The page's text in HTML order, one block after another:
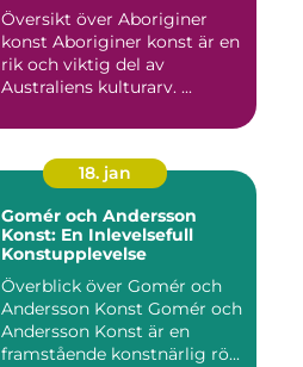
Översikt över Aboriginer
konst Aboriginer konst är en
rik och viktig del av
Australiens kulturarv. ...
18. jan
Gomér och Andersson
Konst: En Inlevelsefull
Konstupplevelse
Överblick över Gomér och
Andersson Konst Gomér och
Andersson Konst är en
framstående konstnärlig rö...